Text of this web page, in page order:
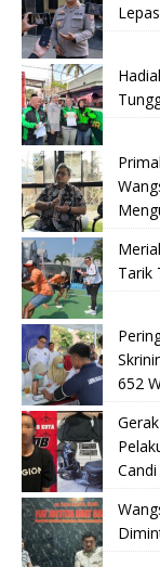
Tarik
652
Candi